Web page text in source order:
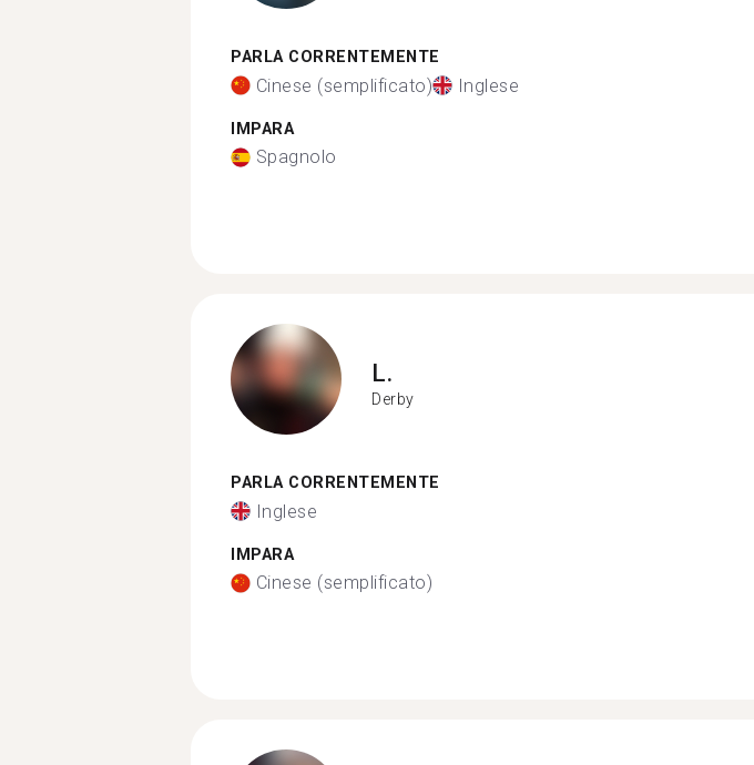
PARLA CORRENTEMENTE
Cinese (semplificato) Inglese
IMPARA
Spagnolo
L.
Derby
PARLA CORRENTEMENTE
Inglese
IMPARA
Cinese (semplificato)